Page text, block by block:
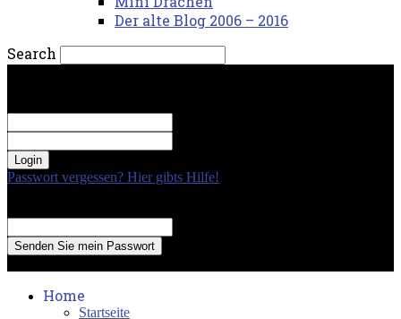
Der alte Blog 2006 – 2016
Search
Passwort vergessen? Hier gibts Hilfe!
Home
Startseite